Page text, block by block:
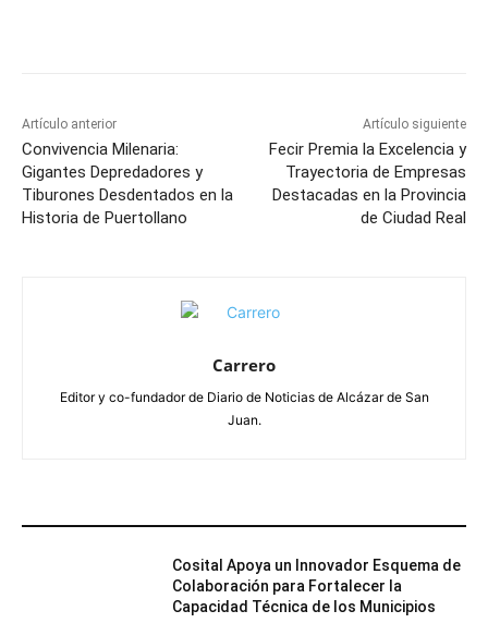
Artículo anterior
Convivencia Milenaria:
Gigantes Depredadores y
Tiburones Desdentados en la
Historia de Puertollano
Artículo siguiente
Fecir Premia la Excelencia y
Trayectoria de Empresas
Destacadas en la Provincia
de Ciudad Real
Carrero
Editor y co-fundador de Diario de Noticias de Alcázar de San
Juan.
Cosital Apoya un Innovador Esquema de
Colaboración para Fortalecer la
Capacidad Técnica de los Municipios